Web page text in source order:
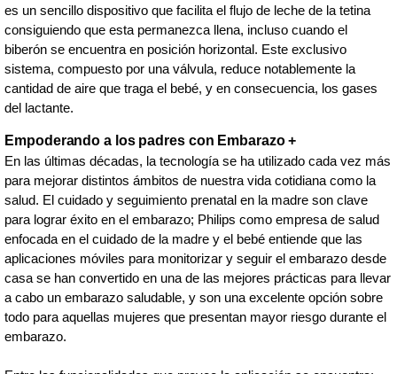
es un sencillo dispositivo que facilita el flujo de leche de la tetina
consiguiendo que esta permanezca llena, incluso cuando el
biberón se encuentra en posición horizontal. Este exclusivo
sistema, compuesto por una válvula, reduce notablemente la
cantidad de aire que traga el bebé, y en consecuencia, los gases
del lactante.
Empoderando a los padres con Embarazo +
En las últimas décadas, la tecnología se ha utilizado cada vez más
para mejorar distintos ámbitos de nuestra vida cotidiana como la
salud. El cuidado y seguimiento prenatal en la madre son clave
para lograr éxito en el embarazo; Philips como empresa de salud
enfocada en el cuidado de la madre y el bebé entiende que las
aplicaciones móviles para monitorizar y seguir el embarazo desde
casa se han convertido en una de las mejores prácticas para llevar
a cabo un embarazo saludable, y son una excelente opción sobre
todo para aquellas mujeres que presentan mayor riesgo durante el
embarazo.